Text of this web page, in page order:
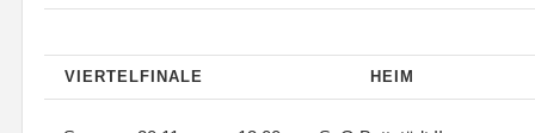
VIERTELFINALE HEIM